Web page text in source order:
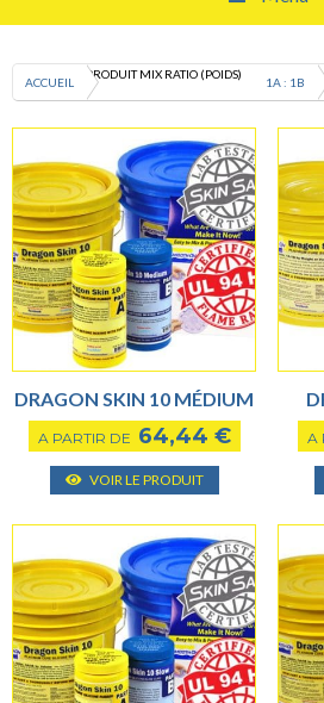
ACCUEIL
PRODUIT MIX RATIO (POIDS)
1A : 1B
DRAGON SKIN 10 MÉDIUM
A PARTIR DE 64,44 €
VOIR LE PRODUIT
Ce
produit
a
plusieurs
variantes.
Les
options
peuvent
A